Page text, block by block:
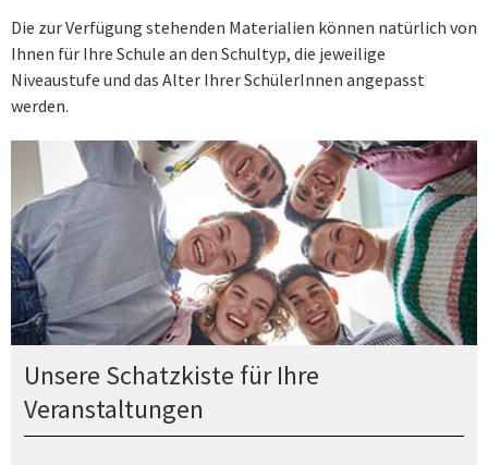
Die zur Verfügung stehenden Materialien können natürlich von
Ihnen für Ihre Schule an den Schultyp, die jeweilige
Niveaustufe und das Alter Ihrer SchülerInnen angepasst
werden.
Unsere Schatzkiste für Ihre
Veranstaltungen